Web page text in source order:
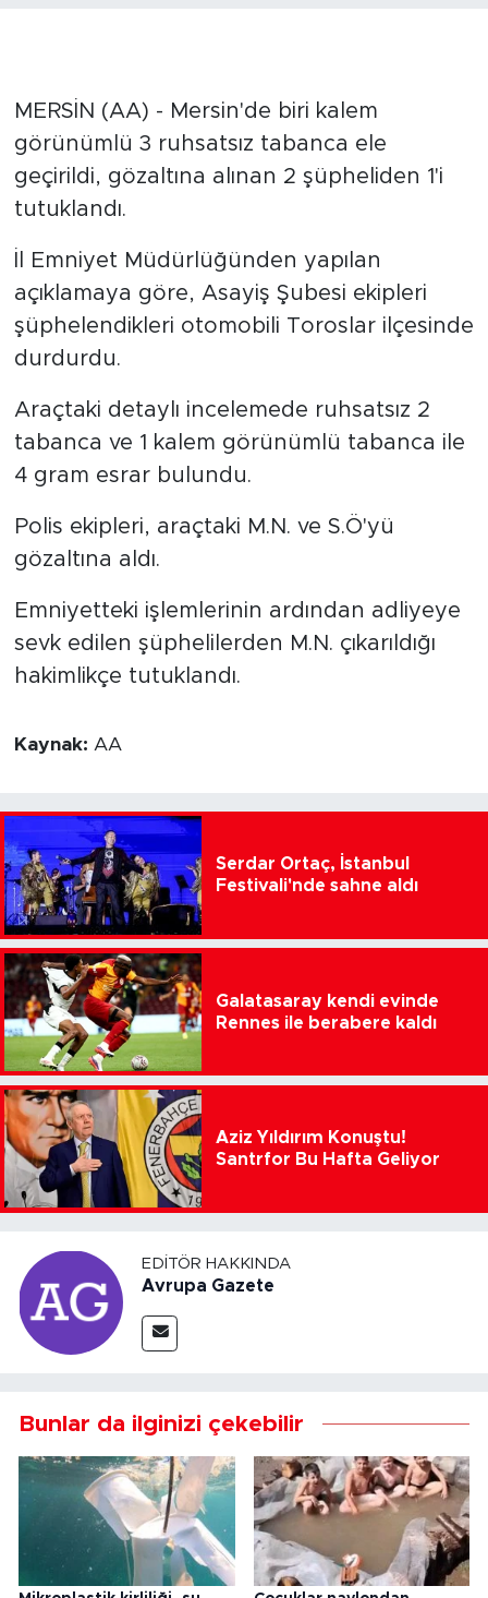
MERSİN (AA) - Mersin'de biri kalem
görünümlü 3 ruhsatsız tabanca ele
geçirildi, gözaltına alınan 2 şüpheliden 1'i
tutuklandı.
İl Emniyet Müdürlüğünden yapılan
açıklamaya göre, Asayiş Şubesi ekipleri
şüphelendikleri otomobili Toroslar ilçesinde
durdurdu.
Araçtaki detaylı incelemede ruhsatsız 2
tabanca ve 1 kalem görünümlü tabanca ile
4 gram esrar bulundu.
Polis ekipleri, araçtaki M.N. ve S.Ö'yü
gözaltına aldı.
Emniyetteki işlemlerinin ardından adliyeye
sevk edilen şüphelilerden M.N. çıkarıldığı
hakimlikçe tutuklandı.
Kaynak: AA
Serdar Ortaç, İstanbul
Festivali'nde sahne aldı
Galatasaray kendi evinde
Rennes ile berabere kaldı
Aziz Yıldırım Konuştu!
Santrfor Bu Hafta Geliyor
EDITÖR HAKKINDA
Avrupa Gazete
Bunlar da ilginizi çekebilir